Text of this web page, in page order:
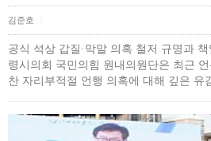
김준호
공식 석상 갑질·막말 의혹 철저 규명과
령시의회 국민의힘 원내의원단은 최근
찬 자리부적절 언행 의혹에 대해 깊은 유